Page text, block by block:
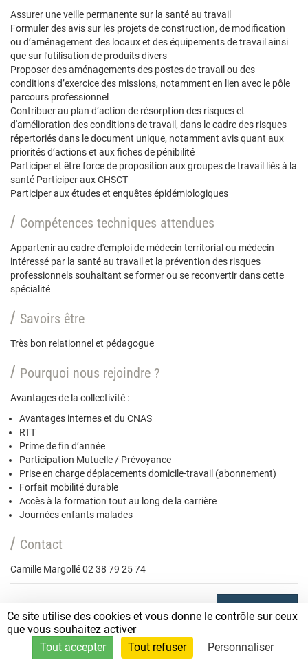
Assurer une veille permanente sur la santé au travail
Formuler des avis sur les projets de construction, de modification
ou d’aménagement des locaux et des équipements de travail ainsi
que sur l'utilisation de produits divers
Proposer des aménagements des postes de travail ou des
conditions d’exercice des missions, notamment en lien avec le pôle
parcours professionnel
Contribuer au plan d’action de résorption des risques et
d'amélioration des conditions de travail, dans le cadre des risques
répertoriés dans le document unique, notamment avis quant aux
priorités d’actions et aux fiches de pénibilité
Participer et être force de proposition aux groupes de travail liés à la
santé Participer aux CHSCT
Participer aux études et enquêtes épidémiologiques
Compétences techniques attendues
Appartenir au cadre d'emploi de médecin territorial ou médecin
intéressé par la santé au travail et la prévention des risques
professionnels souhaitant se former ou se reconvertir dans cette
spécialité
Savoirs être
Très bon relationnel et pédagogue
Pourquoi nous rejoindre ?
Avantages de la collectivité :
Avantages internes et du CNAS
RTT
Prime de fin d’année
Participation Mutuelle / Prévoyance
Prise en charge déplacements domicile-travail (abonnement)
Forfait mobilité durable
Accès à la formation tout au long de la carrière
Journées enfants malades
Contact
Camille Margollé 02 38 79 25 74
POSTULER
Ce site utilise des cookies et vous donne le contrôle sur ceux
que vous souhaitez activer
Tout accepter
Tout refuser Personnaliser